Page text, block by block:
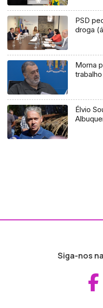
PSD
droga
Morna
Élvio
Siga-nos